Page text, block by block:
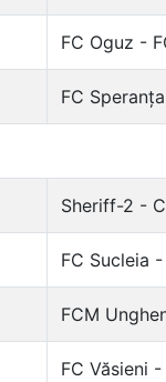
FC Oguz -
FC
Sheriff-2 -
FC Sucleia
FCM
FC Văsieni